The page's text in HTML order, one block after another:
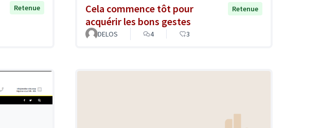
Retenue
Cela commence tôt pour
acquérir les bons gestes
Retenue
DELOS 4 3